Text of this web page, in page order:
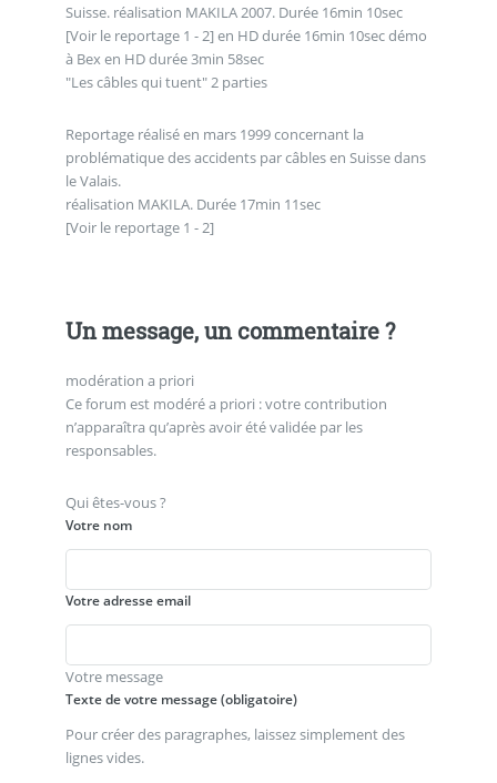
Suisse. réalisation MAKILA 2007. Durée 16min 10sec
[Voir le reportage 1 - 2] en HD durée 16min 10sec démo
à Bex en HD durée 3min 58sec
"Les câbles qui tuent" 2 parties
Reportage réalisé en mars 1999 concernant la
problématique des accidents par câbles en Suisse dans
le Valais.
réalisation MAKILA. Durée 17min 11sec
[Voir le reportage 1 - 2]
Un message, un commentaire ?
modération a priori
Ce forum est modéré a priori : votre contribution
n’apparaîtra qu’après avoir été validée par les
responsables.
Qui êtes-vous ?
Votre nom
Votre adresse email
Votre message
Texte de votre message (obligatoire)
Pour créer des paragraphes, laissez simplement des
lignes vides.